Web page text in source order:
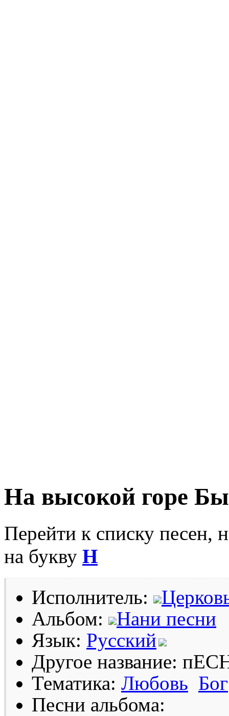
На высокой горе
Перейти к списку песен,
на букву Н
Исполнитель:
Альбом:
Нани песни
Язык: Русский
Другое название:
Тематика: Любовь Бог
Песни альбома: